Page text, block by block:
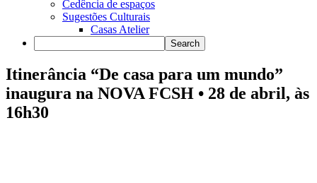
Cedência de espaços
Sugestões Culturais
Casas Atelier
Itinerância “De casa para um mundo”
inaugura na NOVA FCSH • 28 de abril, às
16h30